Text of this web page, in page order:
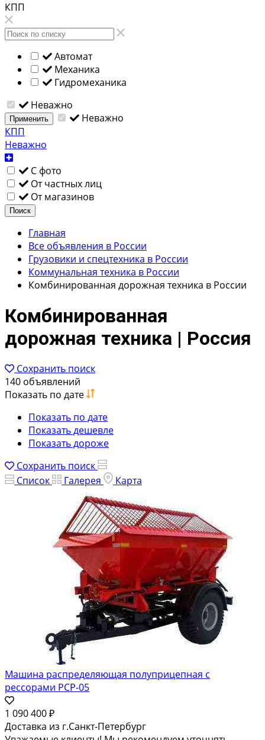
КПП
Автомат
Механика
Гидромеханика
Неважно
Применить
Неважно
КПП
Неважно
С фото
От частных лиц
От магазинов
Поиск
Главная
Все объявления в России
Грузовики и спецтехника в России
Коммунальная техника в России
Комбинированная дорожная техника в России
Комбинированная
дорожная техника | Россия
Сохранить поиск
140 объявлений
Показать по дате
Показать по дате
Показать дешевле
Показать дороже
Сохранить поиск
Список
Галерея Карта
Машина распределяющая полуприцепная с
рессорами РСР-05
1 090 400 ₽
Доставка из г.Санкт-Петербург